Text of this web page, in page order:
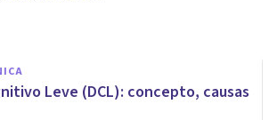
Leve (DCL): concepto, causas